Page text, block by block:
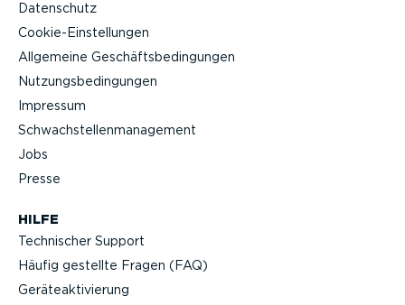
HILFE
Technischer Support
Häufig gestellte Fragen (FAQ)
Geräteak­ti­vierung
Datenschutz
Cookie-Ein­stel­lungen
Allgemeine Geschäfts­be­din­gungen
Nutzungs­be­din­gungen
Impressum
Schwach­stel­len­ma­nagement
Jobs
Presse